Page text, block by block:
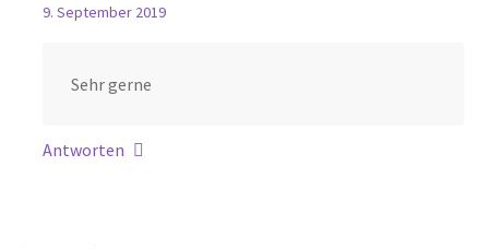
9. September 2019
Sehr gerne
Antworten